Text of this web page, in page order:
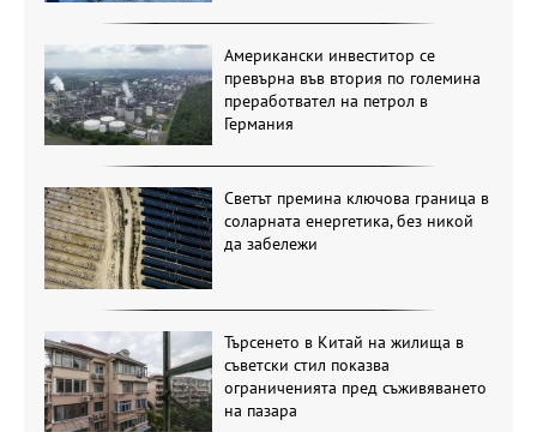
Американски инвеститор се
превърна във втория по големина
преработвател на петрол в
Германия
Светът премина ключова граница в
соларната енергетика, без никой
да забележи
Търсенето в Китай на жилища в
съветски стил показва
ограниченията пред съживяването
на пазара